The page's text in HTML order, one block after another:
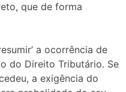
que de forma
a ocorrência de
do Direito Tributário. Se
a exigência do